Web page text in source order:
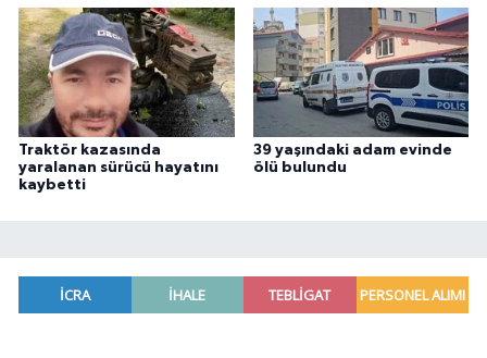
Traktör kazasında
yaralanan sürücü hayatını
kaybetti
39 yaşındaki adam evinde
ölü bulundu